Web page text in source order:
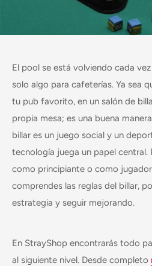
El pool se está volviendo cada
solo algo para cafeterías. Ya sea
tu pub favorito, en un salón de
propia mesa; es una buena
billar es un juego social y un
tecnología juega un papel central.
como principiante o como
comprendes las reglas del billar,
estrategia y seguir mejorando.
En StrayShop encontrarás todo
al siguiente nivel. Desde completo